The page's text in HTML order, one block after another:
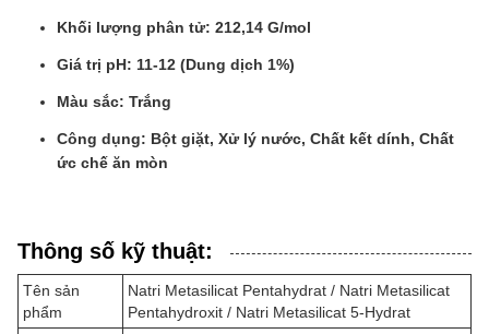
Khối lượng phân tử: 212,14 G/mol
Giá trị pH: 11-12 (Dung dịch 1%)
Màu sắc: Trắng
Công dụng: Bột giặt, Xử lý nước, Chất kết dính, Chất
ức chế ăn mòn
Thông số kỹ thuật:
Tên sản
phẩm
Natri Metasilicat Pentahydrat / Natri Metasilicat
Pentahydroxit / Natri Metasilicat 5-Hydrat